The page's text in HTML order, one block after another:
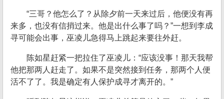
“三哥？他怎么了？从除夕前一天来过后，他便没有再
来多，也没有信捎过来。他是出什么事了吗？”一想到李成
寻可能会出事，巫凌儿急得马上跳起来要往外赶。
陈如星赶紧一把拉住了巫凌儿：“应该没事！那天我帮
他把那两人赶走了。如果不是突然接到任务，那两个人便
活不了了。我是确定有人保护成寻才离开的。”